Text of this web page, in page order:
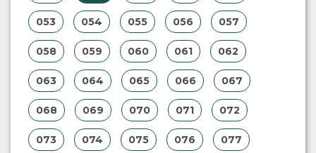
053 054 055 056 057
058 059 060 061 062
063 064 065 066 067
068 069 070 071 072
073 074 075 076 077